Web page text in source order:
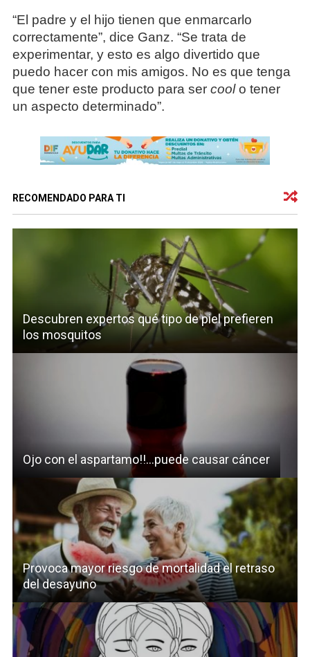
“El padre y el hijo tienen que enmarcarlo
correctamente”, dice Ganz. “Se trata de
experimentar, y esto es algo divertido que
puedo hacer con mis amigos. No es que tenga
que tener este producto para ser coolo tener
un aspecto determinado”.
RECOMENDADO PARA TI
Descubren expertos qué tipo de piel prefieren
los mosquitos
Ojo con el aspartamo!!…puede causar cáncer
Provoca mayor riesgo de mortalidad el retraso
del desayuno